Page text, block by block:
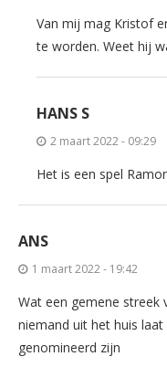
Van mij mag Kristof
te worden. Weet hij
HANS S
2 maart 2022 - 09:29
Het is een spel
ANS
1 maart 2022 - 19:42
Wat een gemene streek
niemand uit het huis
genomineerd zijn